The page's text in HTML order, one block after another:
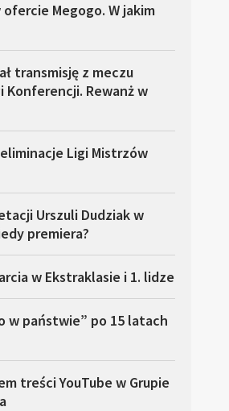
Megogo. W jakim
transmisję z meczu
Konferencji. Rewanż w
Ligi Mistrzów
Urszuli Dudziak w
premiera?
w Ekstraklasie i 1. lidze
w państwie” po 15 latach
treści YouTube w Grupie